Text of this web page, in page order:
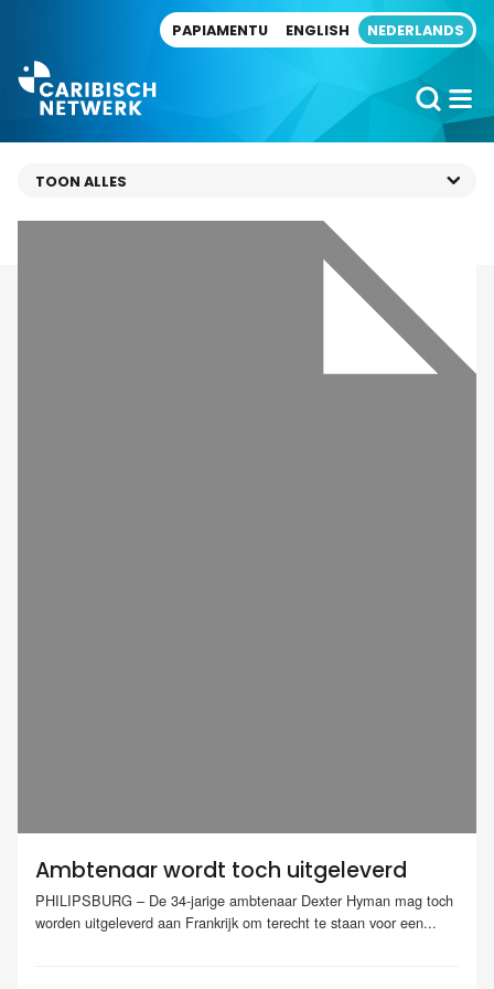
PAPIAMENTU ENGLISH NEDERLANDS
Ambtenaar wordt toch uitgeleverd
PHILIPSBURG – De 34-jarige ambtenaar Dexter Hyman mag toch
worden uitgeleverd aan Frankrijk om terecht te staan voor een...